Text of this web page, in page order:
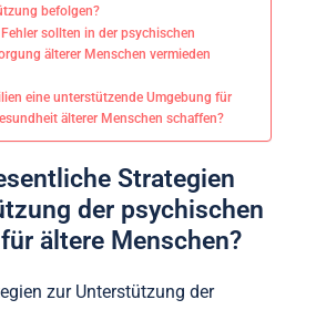
befolgen?
sollten in der psychischen
älterer Menschen vermieden
eine unterstützende Umgebung für
älterer Menschen schaffen?
Strategien
der psychischen
ältere Menschen?
zur Unterstützung der